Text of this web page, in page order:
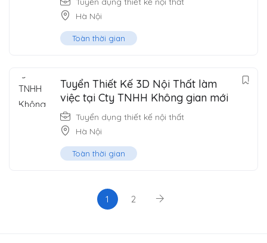
Hà Nội
Toàn thời gian
Tuyển Thiết Kế 3D Nội Thất làm
việc tại Cty TNHH Không gian mới
Tuyển dụng thiết kế nội thất
Hà Nội
Toàn thời gian
1 2